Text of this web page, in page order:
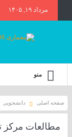
مرداد ۱۹, ۱۴۰۵
منو
صفحه اصلی دانشجویی
مطالعات مرکز